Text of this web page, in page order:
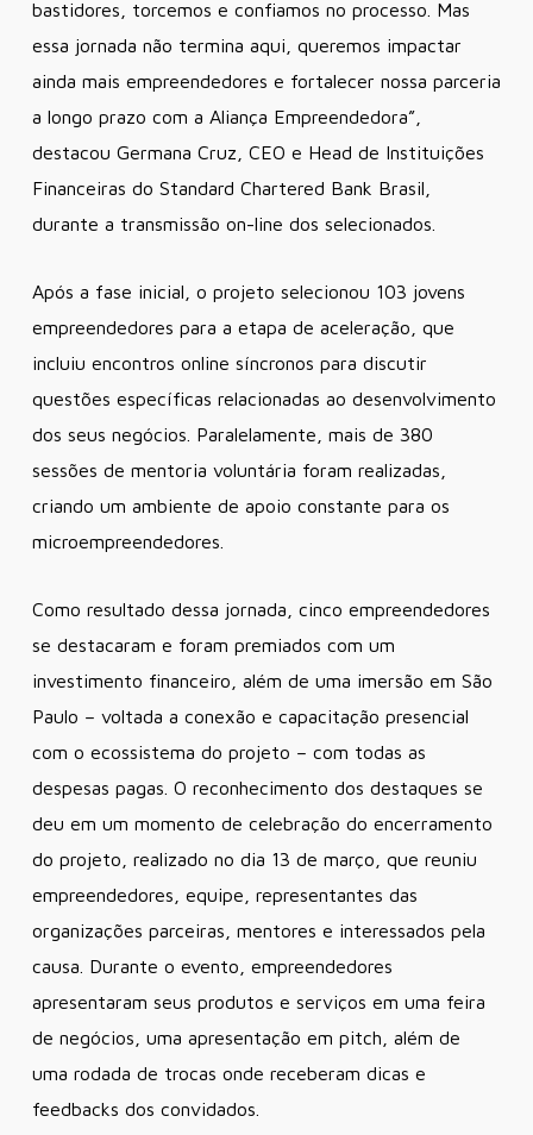
bastidores, torcemos e confiamos no processo. Mas
essa jornada não termina aqui, queremos impactar
ainda mais empreendedores e fortalecer nossa parceria
a longo prazo com a Aliança Empreendedora”,
destacou Germana Cruz, CEO e Head de Instituições
Financeiras do Standard Chartered Bank Brasil,
durante a transmissão on-line dos selecionados.
Após a fase inicial, o projeto selecionou 103 jovens
empreendedores para a etapa de aceleração, que
incluiu encontros online síncronos para discutir
questões específicas relacionadas ao desenvolvimento
dos seus negócios. Paralelamente, mais de 380
sessões de mentoria voluntária foram realizadas,
criando um ambiente de apoio constante para os
microempreendedores.
Como resultado dessa jornada, cinco empreendedores
se destacaram e foram premiados com um
investimento financeiro, além de uma imersão em São
Paulo – voltada a conexão e capacitação presencial
com o ecossistema do projeto – com todas as
despesas pagas. O reconhecimento dos destaques se
deu em um momento de celebração do encerramento
do projeto, realizado no dia 13 de março, que reuniu
empreendedores, equipe, representantes das
organizações parceiras, mentores e interessados pela
causa. Durante o evento, empreendedores
apresentaram seus produtos e serviços em uma feira
de negócios, uma apresentação em pitch, além de
uma rodada de trocas onde receberam dicas e
feedbacks dos convidados.